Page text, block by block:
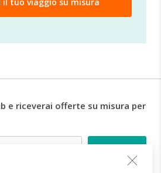
e riceverai offerte su misura per